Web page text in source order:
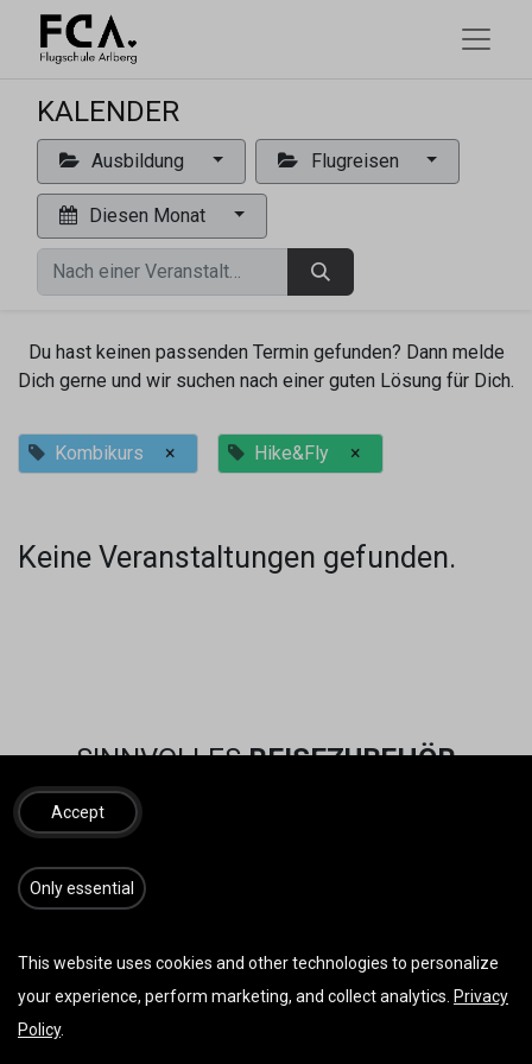
KALENDER
Ausbildung Flugreisen
Diesen Monat
Du hast keinen passenden Termin gefunden? Dann melde
Dich gerne und wir suchen nach einer guten Lösung für Dich.
Kombikurs × Hike&Fly ×
Keine Veranstaltungen gefunden.
SINNVOLLESREISEZUBEHÖR
Accept
​​​Only essential
This website uses cookies and other technologies to personalize
your experience, perform marketing, and collect analytics. Privacy
Policy.